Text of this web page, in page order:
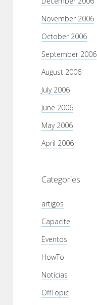
November 2006
October 2006
September 2006
August 2006
July 2006
June 2006
May 2006
April 2006
Categories
artigos
Capacite
Eventos
HowTo
Notícias
OffTopic